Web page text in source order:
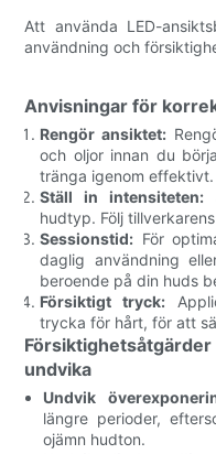
Att använda LED-
användning och
Anvisningar för
Rengör ansiktet:
och oljor innan du
tränga igenom effektivt.
Ställ in intensiteten:
hudtyp. Följ
Sessionstid: För
daglig användning
beroende på din huds
Försiktigt tryck:
trycka för hårt, för att
undvika
Undvik
längre perioder,
ojämn hudton.